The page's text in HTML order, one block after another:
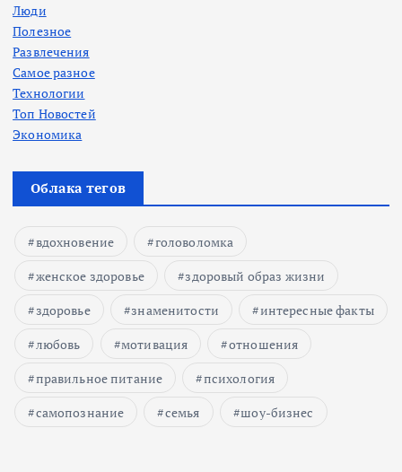
Люди
Полезное
Развлечения
Самое разное
Технологии
Топ Новостей
Экономика
Облака тегов
вдохновение
головоломка
женское здоровье
здоровый образ жизни
здоровье
знаменитости
интересные факты
любовь
мотивация
отношения
правильное питание
психология
самопознание
семья шоу-бизнес